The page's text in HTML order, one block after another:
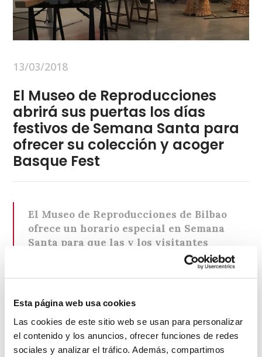
Esta página web usa cookies
Las cookies de este sitio web se usan para personalizar
el contenido y los anuncios, ofrecer funciones de redes
sociales y analizar el tráfico. Además, compartimos
13/03/2018
El Museo de Reproducciones
abrirá sus puertas los días
festivos de Semana Santa para
ofrecer su colección y acoger
Basque Fest
El Museo de Reproducciones de Bilbao
ofrece un horario especial en Semana
Santa para que las y los visitantes
puedan disfrutar al máximo de la
colección permanente y los talleres
Fest.
Así, los días 29 y 30 de marzo (jueves santo y viernes